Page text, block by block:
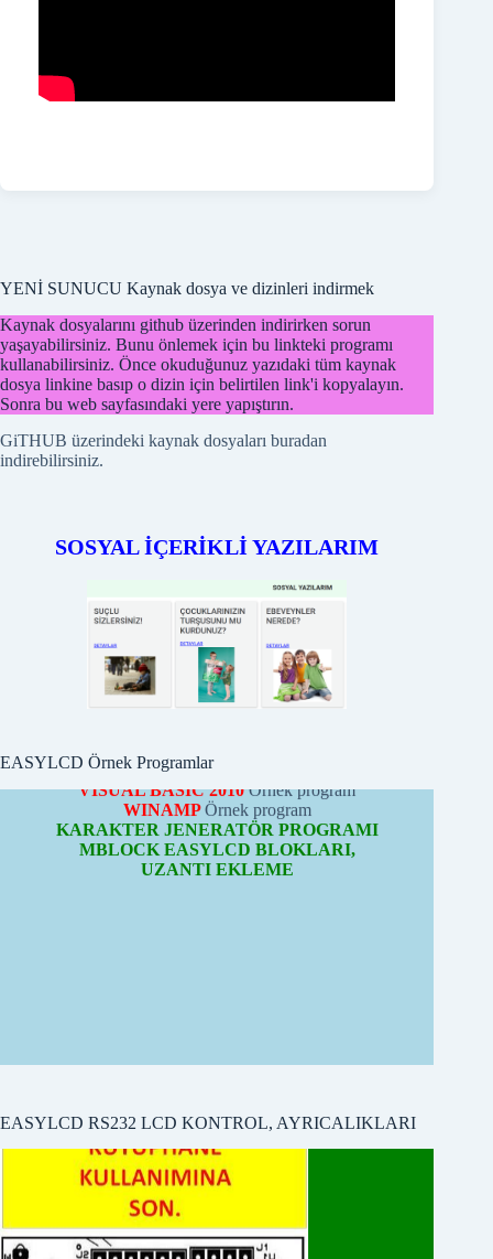
YENİ SUNUCU Kaynak dosya ve dizinleri indirmek
Kaynak dosyalarını github üzerinden indirirken sorun
yaşayabilirsiniz. Bunu önlemek için bu linkteki programı
kullanabilirsiniz. Önce okuduğunuz yazıdaki tüm kaynak
dosya linkine basıp o dizin için belirtilen link'i kopyalayın.
Sonra bu web sayfasındaki yere yapıştırın.
GiTHUB üzerindeki kaynak dosyaları buradan
indirebilirsiniz.
SOSYAL İÇERİKLİ YAZILARIM
EASYLCD Örnek Programlar
ÖRNEK PROGRAMLARI
ARDUİNOÖrnek programları
CCS-CÖrnek program
PYTHONÖrnek program
MBLOCK Örnek program
VISUAL BASIC 32bit
Örnek program
KARAKTER JENERATÖR PROGRAMI
MBLOCK EASYLCD BLOKLARI,
UZANTI EKLEME
EASYLCD RS232 LCD KONTROL, AYRICALIKLARI